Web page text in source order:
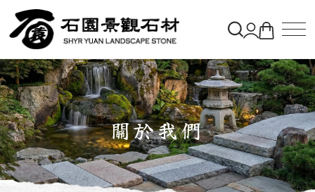
關於石園
石材&購物車
造景實績
關於我們